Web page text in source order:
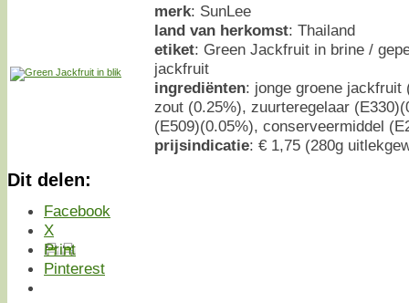
merk: SunLee
land van herkomst: Thailand
etiket: Green Jackfruit in brine /
jackfruit
ingrediënten: jonge groene
zout (0.25%), zuurteregelaar
(E509)(0.05%), conserveermiddel
prijsindicatie: € 1,75 (280g
Dit delen:
Facebook
X
Print
Pinterest